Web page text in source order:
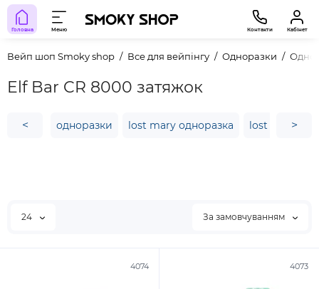
Головна Меню Контакти Кабінет
Вейп шоп Smoky shop Все для вейпінгу Одноразки
Elf Bar CR 8000 затяжок
< одноразки lost mary одноразка lost mary os
>
24 За замовчуванням
4074 4073